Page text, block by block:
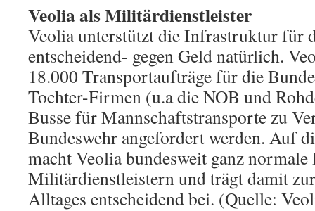
Veolia als Militärdienstleister
Veolia unterstützt die Infrastruktur für
entscheidend- gegen Geld natürlich.
18.000 Transportaufträge für die
Tochter-Firmen (u.a die NOB und
Busse für Mannschaftstransporte zu
Bundeswehr angefordert werden. Auf
macht Veolia bundesweit ganz
Militärdienstleistern und trägt damit
Alltages entscheidend bei. (Quelle: